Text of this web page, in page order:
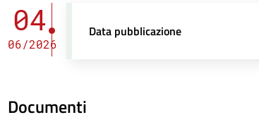
04
06/2026
Data pubblicazione
Documenti